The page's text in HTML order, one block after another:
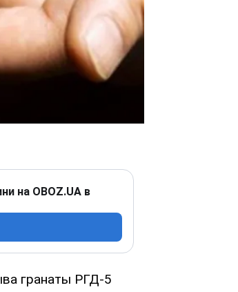
на OBOZ.UA в
гранаты РГД-5